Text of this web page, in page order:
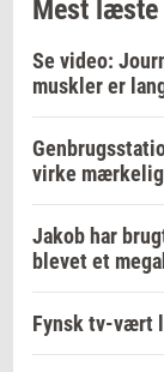
Mest læste
Se video:
muskler er
virke
Jakob har
blevet et
Fynsk tv-vært